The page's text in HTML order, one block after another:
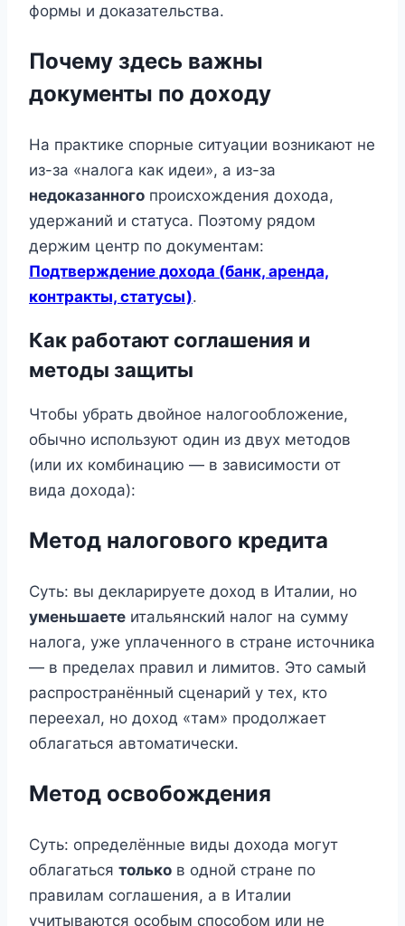
формы и доказательства.
Почему здесь важны
документы по доходу
На практике спорные ситуации возникают не
из-за «налога как идеи», а из-за
недоказанного происхождения дохода,
удержаний и статуса. Поэтому рядом
держим центр по документам:
Подтверждение дохода (банк, аренда,
контракты, статусы).
Как работают соглашения и
методы защиты
Чтобы убрать двойное налогообложение,
обычно используют один из двух методов
(или их комбинацию — в зависимости от
вида дохода):
Метод налогового кредита
Суть: вы декларируете доход в Италии, но
уменьшаете итальянский налог на сумму
налога, уже уплаченного в стране источника
— в пределах правил и лимитов. Это самый
распространённый сценарий у тех, кто
переехал, но доход «там» продолжает
облагаться автоматически.
Метод освобождения
Суть: определённые виды дохода могут
облагаться только в одной стране по
правилам соглашения, а в Италии
учитываются особым способом или не